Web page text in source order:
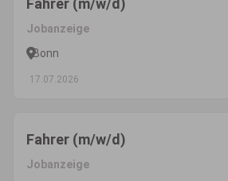
Fahrer (m/w/d)
Jobanzeige
Bonn
17.07.2026
Fahrer (m/w/d)
Jobanzeige